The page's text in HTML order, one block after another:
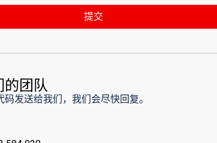
提交
团队
码发送给我们，我们会尽快回复。